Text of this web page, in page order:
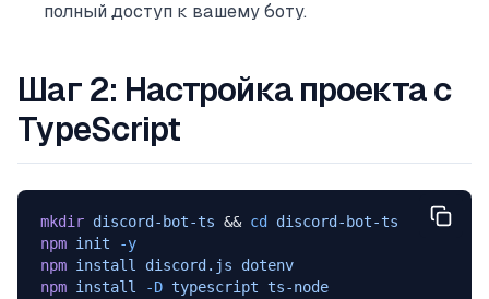
полный доступ к вашему боту.
Шаг 2: Настройка проекта с
TypeScript
mkdir discord-bot-ts && cd
discord-bot-ts
npm init -y
npm install discord.js dotenv
npm install -D typescript ts-node